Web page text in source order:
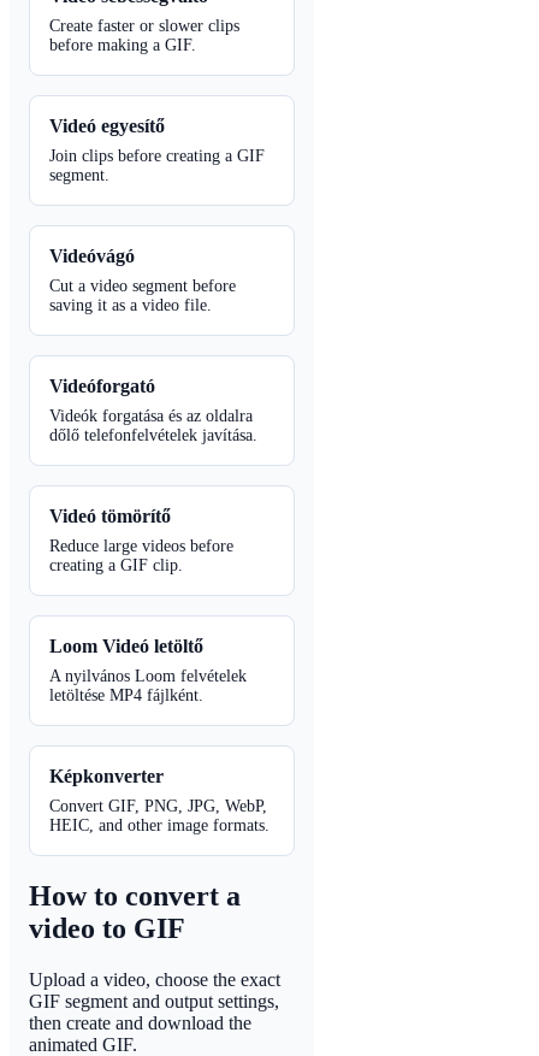
Create faster or slower clips
before making a GIF.
Videó egyesítő
Join clips before creating a GIF
segment.
Videóvágó
Cut a video segment before
saving it as a video file.
Videóforgató
Videók forgatása és az oldalra
dőlő telefonfelvételek javítása.
Videó tömörítő
Reduce large videos before
creating a GIF clip.
Loom Videó letöltő
A nyilvános Loom felvételek
letöltése MP4 fájlként.
Képkonverter
Convert GIF, PNG, JPG, WebP,
HEIC, and other image formats.
How to convert a
video to GIF
Upload a video, choose the exact
GIF segment and output settings,
then create and download the
animated GIF.